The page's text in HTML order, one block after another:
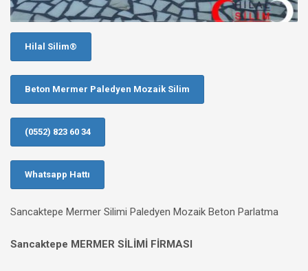
Hilal Silim®
Beton Mermer Paledyen Mozaik Silim
(0552) 823 60 34
Whatsapp Hattı
Sancaktepe Mermer Silimi Paledyen Mozaik Beton Parlatma
Sancaktepe MERMER SİLİMİ FİRMASI